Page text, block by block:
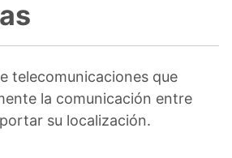
telecomunicaciones que
la comunicación entre
su localización.